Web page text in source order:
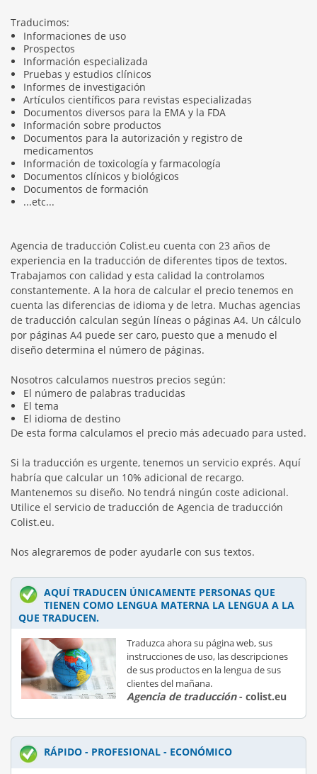
Traducimos:
Informaciones de uso
Prospectos
Información especializada
Pruebas y estudios clínicos
Informes de investigación
Artículos científicos para revistas especializadas
Documentos diversos para la EMA y la FDA
Información sobre productos
Documentos para la autorización y registro de
medicamentos
Información de toxicología y farmacología
Documentos clínicos y biológicos
Documentos de formación
...etc...
Agencia de traducción Colist.eu cuenta con 23 años de
experiencia en la traducción de diferentes tipos de textos.
Trabajamos con calidad y esta calidad la controlamos
constantemente. A la hora de calcular el precio tenemos en
cuenta las diferencias de idioma y de letra. Muchas agencias
de traducción calculan según líneas o páginas A4. Un cálculo
por páginas A4 puede ser caro, puesto que a menudo el
diseño determina el número de páginas.
Nosotros calculamos nuestros precios según:
El número de palabras traducidas
El tema
El idioma de destino
De esta forma calculamos el precio más adecuado para usted.
Si la traducción es urgente, tenemos un servicio exprés. Aquí
habría que calcular un 10% adicional de recargo.
Mantenemos su diseño. No tendrá ningún coste adicional.
Utilice el servicio de traducción de Agencia de traducción
Colist.eu.
Nos alegraremos de poder ayudarle con sus textos.
AQUÍ TRADUCEN ÚNICAMENTE PERSONAS QUE
TIENEN COMO LENGUA MATERNA LA LENGUA A LA
QUE TRADUCEN.
Traduzca ahora su página web, sus
instrucciones de uso, las descripciones
de sus productos en la lengua de sus
clientes del mañana.
Agencia de traducción- colist.eu
RÁPIDO - PROFESIONAL - ECONÓMICO